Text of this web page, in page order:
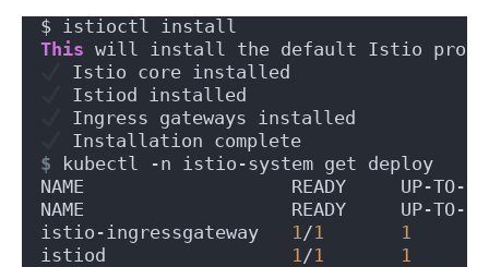
$ istioctl install
This will install the default Istio
Istio core installed
Istiod installed
Ingress gateways installed
Installation complete
$ kubectl -n istio-system get deploy
NAME                   READY     UP-TO-
NAME                   READY     UP-TO-
istio-ingressgateway 1 /1
1
istiod 1 /1 1